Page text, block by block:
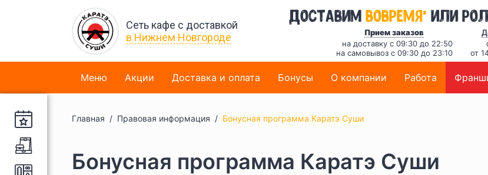
Сеть кафе с доставкой
в Нижнем Новгороде
Доставимвовремя*или
Прием заказов
на доставку с 09:30 до 22:50
на самовывоз с 09:30 до 23:10
от
Меню Акции Доставка и оплата Бонусы О компании Работа
Главная Правовая информация Бонусная программа Каратэ Суши
Бонусная программа Каратэ Суши